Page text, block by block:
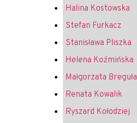
Halina Kostowska
Stefan Furkacz
Stanisława Pliszka
Helena Koźmińska
Małgorzata Breguła
Renata Kowalik
Ryszard Kołodziej